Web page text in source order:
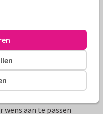
tegenslag op termijn
traject! Wens iemand
aan te passen